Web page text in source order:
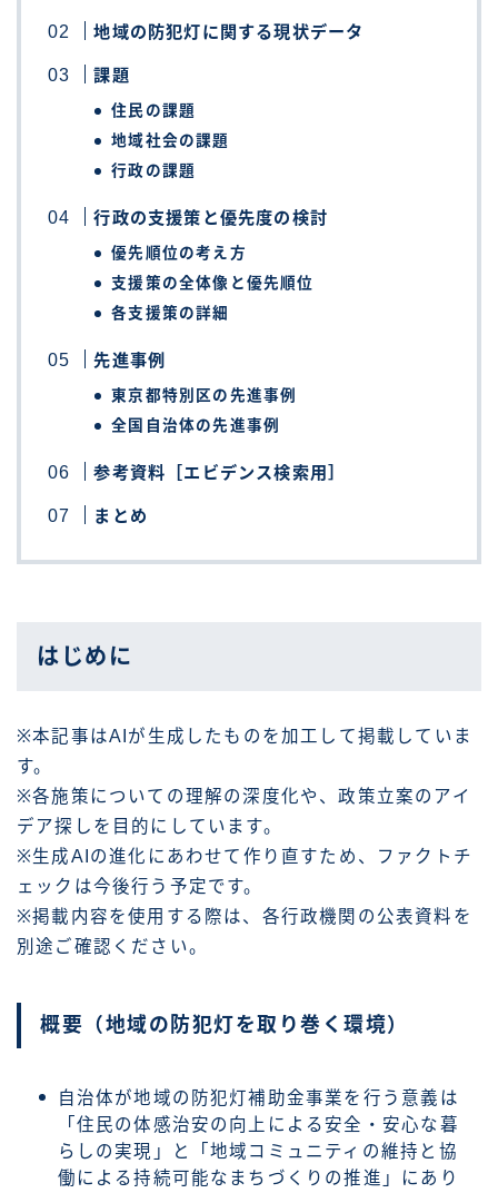
地域の防犯灯に関する現状データ
課題
住民の課題
地域社会の課題
行政の課題
行政の支援策と優先度の検討
優先順位の考え方
支援策の全体像と優先順位
各支援策の詳細
先進事例
東京都特別区の先進事例
全国自治体の先進事例
参考資料［エビデンス検索用］
まとめ
はじめに
※本記事はAIが生成したものを加工して掲載していま
す。
※各施策についての理解の深度化や、政策立案のアイ
デア探しを目的にしています。
※生成AIの進化にあわせて作り直すため、ファクトチ
ェックは今後行う予定です。
※掲載内容を使用する際は、各行政機関の公表資料を
別途ご確認ください。
概要（地域の防犯灯を取り巻く環境）
自治体が地域の防犯灯補助金事業を行う意義は
「住民の体感治安の向上による安全・安心な暮
らしの実現」と「地域コミュニティの維持と協
働による持続可能なまちづくりの推進」にあり